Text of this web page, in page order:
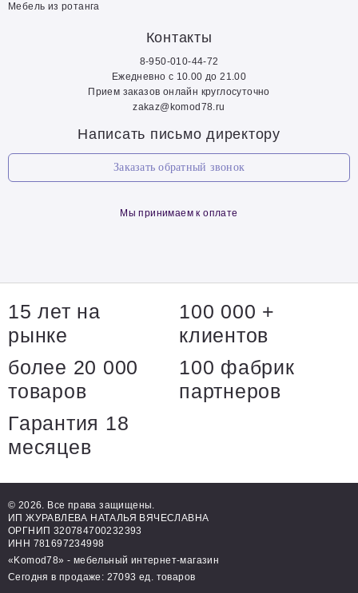
Мебель из ротанга
Контакты
8-950-010-44-72
Ежедневно с 10.00 до 21.00
Прием заказов онлайн круглосуточно
zakaz@komod78.ru
Написать письмо директору
Заказать обратный звонок
Мы принимаем к оплате
15 лет на
рынке
100 000 +
клиентов
более 20 000
товаров
100 фабрик
партнеров
Гарантия 18
месяцев
© 2026. Все права защищены.
ИП ЖУРАВЛЕВА НАТАЛЬЯ ВЯЧЕСЛАВНА
ОРГНИП 320784700232393
ИНН 781697234998
«Komod78» - мебельный интернет-магазин
Сегодня в продаже: 27093 ед. товаров